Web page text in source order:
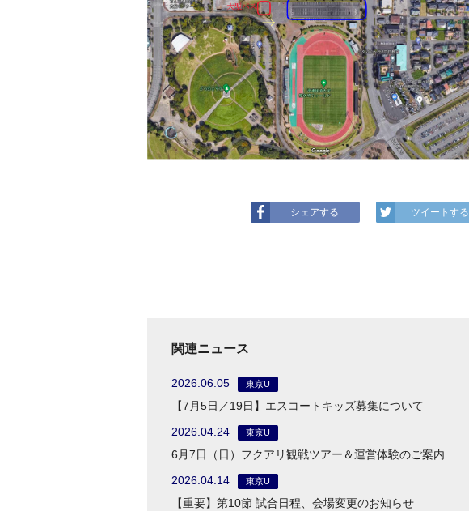
シェアする ツイートする
関連ニュース
2026.06.05 東京U
【7月5日／19日】エスコートキッズ募集について
2026.04.24
東京U
6月7日（日）フクアリ観戦ツアー＆運営体験のご案内
2026.04.14
東京U
【重要】第10節 試合日程、会場変更のお知らせ